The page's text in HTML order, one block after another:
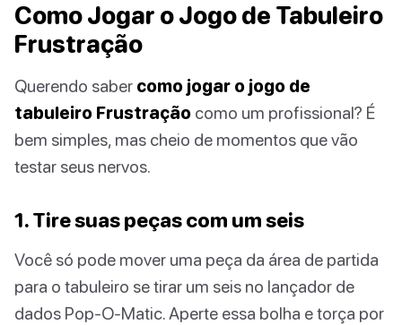
Como Jogar o Jogo de Tabuleiro
Frustração
Querendo saber como jogar o jogo de
tabuleiro Frustração como um profissional? É
bem simples, mas cheio de momentos que vão
testar seus nervos.
1. Tire suas peças com um seis
Você só pode mover uma peça da área de partida
para o tabuleiro se tirar um seis no lançador de
dados Pop-O-Matic. Aperte essa bolha e torça por